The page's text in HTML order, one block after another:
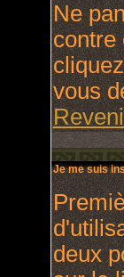
Ne
contre
vous
Je me suis
deux